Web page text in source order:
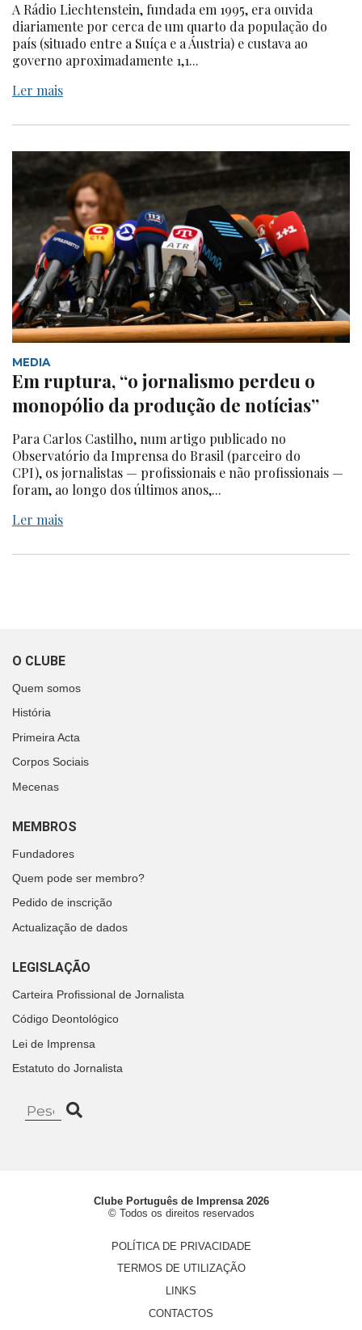
A Rádio Liechtenstein, fundada em 1995, era ouvida
diariamente por cerca de um quarto da população do
país (situado entre a Suíça e a Áustria) e custava ao
governo aproximadamente 1,1...
Ler mais
MEDIA
Em ruptura, “o jornalismo perdeu o
monopólio da produção de notícias”
Para Carlos Castilho, num artigo publicado no
Observatório da Imprensa do Brasil (parceiro do
CPI), os jornalistas — profissionais e não profissionais —
foram, ao longo dos últimos anos,...
Ler mais
O CLUBE
Quem somos
História
Primeira Acta
Corpos Sociais
Mecenas
MEMBROS
Fundadores
Quem pode ser membro?
Pedido de inscrição
Actualização de dados
LEGISLAÇÃO
Carteira Profissional de Jornalista
Código Deontológico
Lei de Imprensa
Estatuto do Jornalista
Clube Português de Imprensa 2026
© Todos os direitos reservados
POLÍTICA DE PRIVACIDADE
TERMOS DE UTILIZAÇÃO
LINKS
CONTACTOS